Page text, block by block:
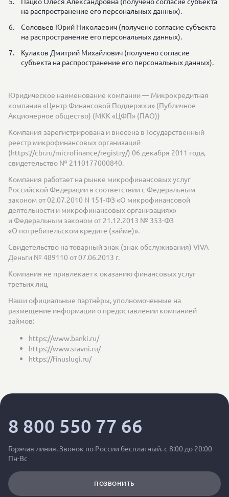
на распространение его персональных данных).
Соловьев Юрий Николаевич (получено согласие субъекта
на распространение его персональных данных).
Кулаков Дмитрий Михайлович (получено согласие
субъекта на распространение его персональных данных).
Юридическое наименование компании — Микрокредитная
компания «Центр Финансовой Поддержки» (Публичное
Акционерное общество) (МКК «ЦФП» (ПАО))
Компания зарегистрирована и внесена в Государственный
реестр микрофинансовых организаций
(https://cbr.ru/microfinance/registry/) 06 декабря 2011 года,
свидетельство № 2110177000840.
Компания работает на рынке микрофинансовых услуг
Российской Федерации в соответствии с Федеральным
законом от 02.07.2010 N 151-ФЗ «О микрофинансовой
деятельности и микрофинансовых организациях»
и Федеральным законом от 21.12.2013 № 353-ФЗ
«О потребительском кредите (займе)».
Свидетельство на товарный знак (знак обслуживания) VIVA
Деньги № 489110 от 07.06.2013 г.
Компания не привлекает к оказанию финансовых услуг
третьих лиц
Наши официальные партнёры, уполномоченные на
размещение информации о предоставлении компанией
займов:
https://www.banki.ru/
https://www.sravni.ru/
https://finuslugi.ru/
8 800 550 77 66
Горячая линия. Звонок по России бесплатный. с 8:00 до 20:00
Пн-Вс
ПОЗВОНИТЬ